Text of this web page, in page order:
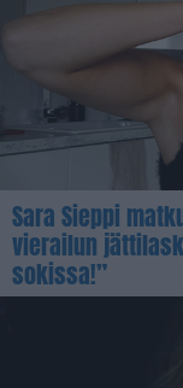
Sara Sieppi
vierailun
sokissa!”